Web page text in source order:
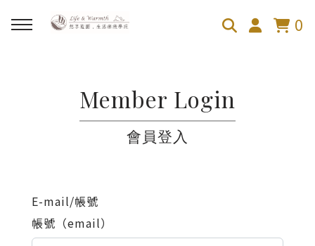
0
100芬的禪繞旅舍Member Login
會員登入
E-mail/帳號
帳號（email）